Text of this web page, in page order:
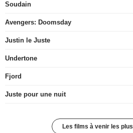
Soudain
Avengers: Doomsday
Justin le Juste
Undertone
Fjord
Juste pour une nuit
Les films à venir les